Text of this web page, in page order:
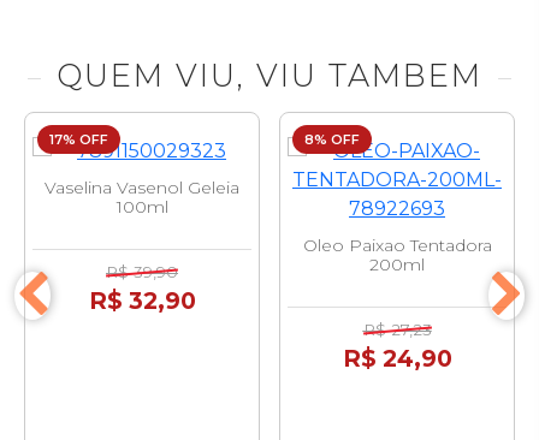
QUEM VIU, VIU TAMBEM
17% OFF
Vaselina Vasenol Geleia
100ml
R$ 39,90
R$ 32,90
8% OFF
Oleo Paixao Tentadora
200ml
R$ 27,23
R$ 24,90